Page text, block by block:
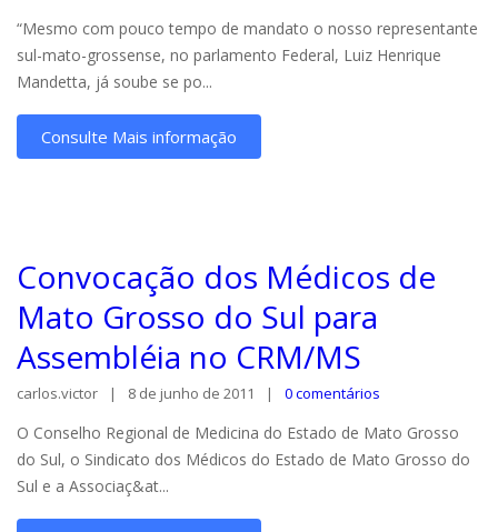
“Mesmo com pouco tempo de mandato o nosso representante
sul-mato-grossense, no parlamento Federal, Luiz Henrique
Mandetta, já soube se po...
Consulte Mais informação
Convocação dos Médicos de
Mato Grosso do Sul para
Assembléia no CRM/MS
carlos.victor 8 de junho de 2011 0 comentários
O Conselho Regional de Medicina do Estado de Mato Grosso
do Sul, o Sindicato dos Médicos do Estado de Mato Grosso do
Sul e a Associaç&at...